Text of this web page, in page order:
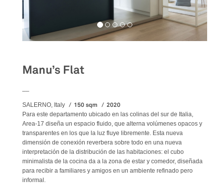
Manu’s Flat
SALERNO, Italy 150 sqm 2020
Para este departamento ubicado en las colinas del sur de Italia,
Area-17 diseña un espacio fluido, que alterna volúmenes opacos y
transparentes en los que la luz fluye libremente. Esta nueva
dimensión de conexión reverbera sobre todo en una nueva
interpretación de la distribución de las habitaciones: el cubo
minimalista de la cocina da a la zona de estar y comedor, diseñada
para recibir a familiares y amigos en un ambiente refinado pero
informal.